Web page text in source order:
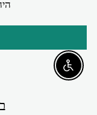
accessibility